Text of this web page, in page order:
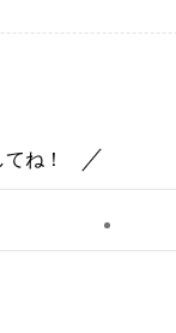
ね！